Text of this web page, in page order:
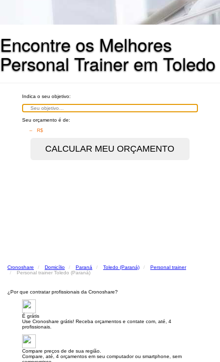
Encontre os Melhores
Personal Trainer em Toledo
Indica o seu objetivo:
Seu orçamento é de:
– R$
Cronoshare Domicílio Paraná Toledo (Paraná)
Personal trainer
Personal trainer Toledo (Paraná)
¿Por que contratar profissionais da Cronoshare?
É grátis
Use Cronoshare grátis! Receba orçamentos e contate com, até, 4
profissionais.
Compare preços de de sua região.
Compare, até, 4 orçamentos em seu computador ou smartphone, sem